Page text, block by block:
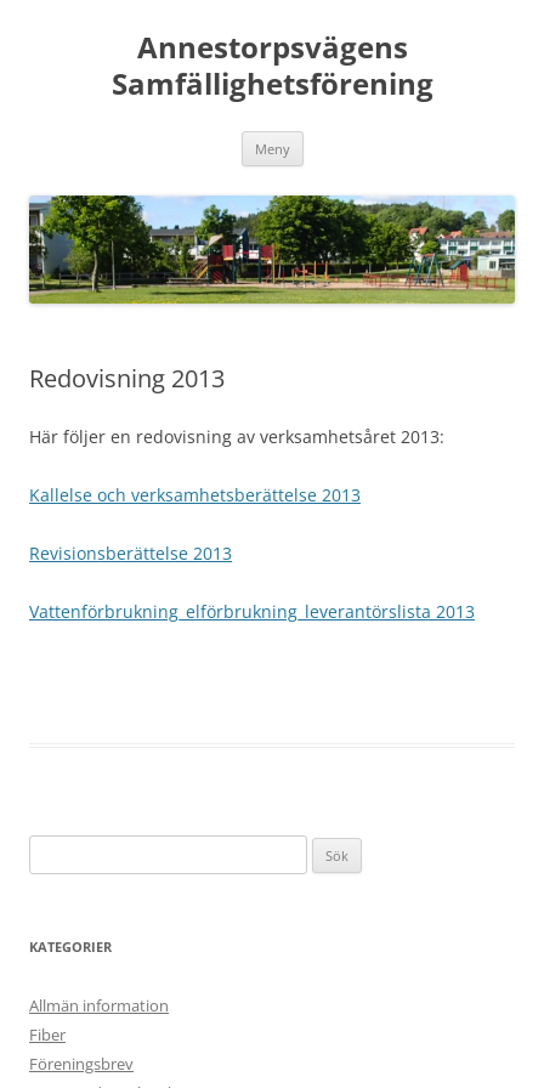
Annestorpsvägens
Samfällighetsförening
Meny
Redovisning 2013
Här följer en redovisning av verksamhetsåret 2013:
Kallelse och verksamhetsberättelse 2013
Revisionsberättelse 2013
Vattenförbrukning_elförbrukning_leverantörslista 2013
efter:
KATEGORIER
Allmän information
Fiber
Föreningsbrev